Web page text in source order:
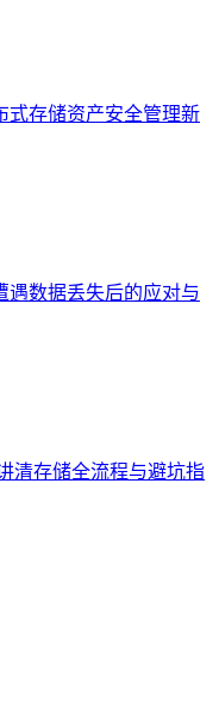
式存储资产安全管理新
遇数据丢失后的应对与
清存储全流程与避坑指